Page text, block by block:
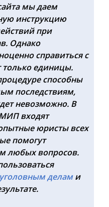
мы даем
инструкцию
при
Однако
справиться с
только единицы.
способны
последствиям,
невозможно. В
входят
юристы всех
помогут
любых вопросов.
делами